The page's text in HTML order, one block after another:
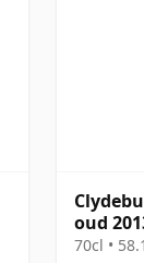
oud
70cl •